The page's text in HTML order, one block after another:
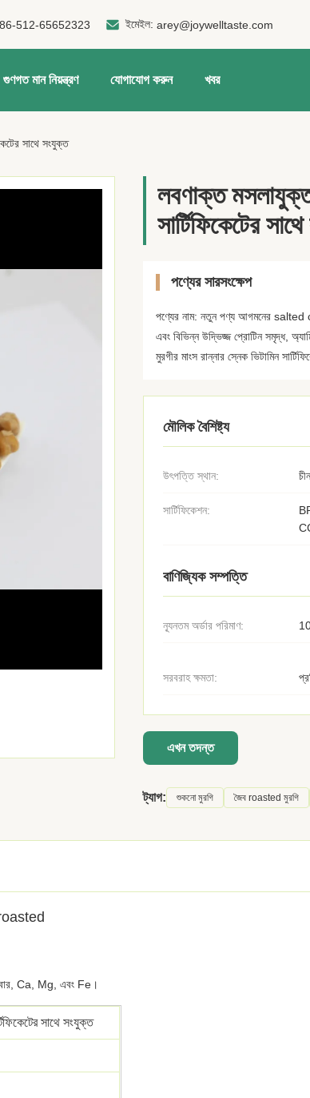
86-512-65652323 ইমেইল:arey@joywelltaste.com
গুণগত মান নিয়ন্ত্রণ যোগাযোগ করুন খবর
সাথে সংযুক্ত
লবণাক্ত মসলাযুক্ত
সার্টিফিকেটের
পণ্যের সারসংক্ষেপ
পণ্যের নাম: নতুন পণ্য আগমনের salted
এবং বিভিন্ন উদ্ভিজ্জ প্রোটিন সমৃদ্ধ,
মুরগীর মাংস রান্নার স্নেক ভিটামিন
মৌলিক বৈশিষ্ট্য
উৎপত্তি স্থান: চীন
সার্টিফিকেশন:
বাণিজ্যিক সম্পত্তি
ন্যূনতম অর্ডার পরিমাণ:
সরবরাহ ক্ষমতা:
এখন তদন্ত
ট্যাগ: শুকনো মুরগি জৈব roasted মুরগি
Ca, Mg, এবং Fe।
সাথে সংযুক্ত